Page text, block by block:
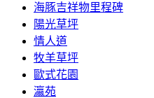
海豚吉祥物里程碑
陽光草坪
情人道
牧羊草坪
歐式花園
瀛苑